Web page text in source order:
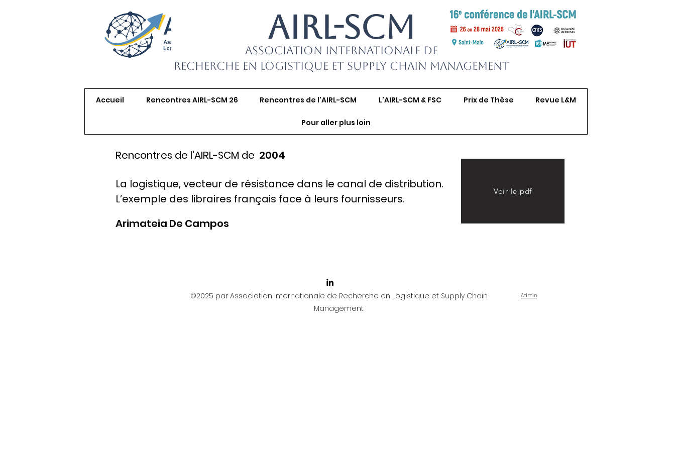
AIRL-SCM
Association Internationale de
Recherche en Logistique et Supply Chain Management
Accueil Rencontres AIRL-SCM 26 Rencontres de l'AIRL-SCM L'AIRL-SCM & FSC Prix de Thèse Revue L&M
Pour aller plus loin
Rencontres de l'AIRL-SCM de 2004
La logistique, vecteur de résistance dans le canal de distribution.
L’exemple des libraires français face à leurs fournisseurs.
Arimateia De Campos
Voir le pdf
©2025 par Association Internationale de Recherche en Logistique et Supply Chain
Management
Admin